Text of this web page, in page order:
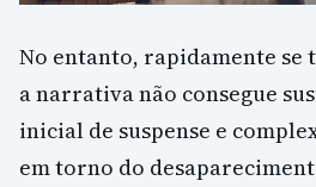
No entanto, rapidamente se
a narrativa não consegue
inicial de suspense e
em torno do